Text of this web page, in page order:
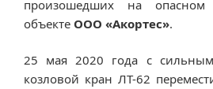
произошедших на опасном
объекте ООО «Акортес».
25 мая 2020 года с
козловой кран ЛТ-62